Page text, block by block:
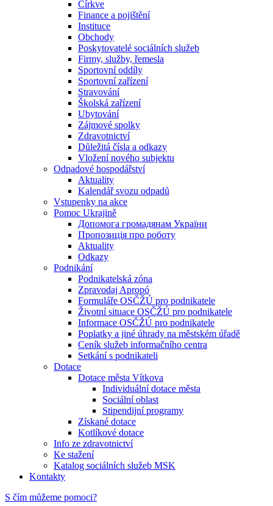
Církve
Finance a pojištění
Instituce
Obchody
Poskytovatelé sociálních služeb
Firmy, služby, řemesla
Sportovní oddíly
Sportovní zařízení
Stravování
Školská zařízení
Ubytování
Zájmové spolky
Zdravotnictví
Důležitá čísla a odkazy
Vložení nového subjektu
Odpadové hospodářství
Aktuality
Kalendář svozu odpadů
Vstupenky na akce
Pomoc Ukrajině
Допомога громадянам України
Пропозиція про роботу
Aktuality
Odkazy
Podnikání
Podnikatelská zóna
Zpravodaj Apropó
Formuláře OSČŽÚ pro podnikatele
Životní situace OSČŽÚ pro podnikatele
Informace OSČŽÚ pro podnikatele
Poplatky a jiné úhrady na městském úřadě
Ceník služeb informačního centra
Setkání s podnikateli
Dotace
Dotace města Vítkova
Individuální dotace města
Sociální oblast
Stipendijní programy
Získané dotace
Kotlíkové dotace
Info ze zdravotnictví
Ke stažení
Katalog sociálních služeb MSK
Kontakty
S čím můžeme pomoci?